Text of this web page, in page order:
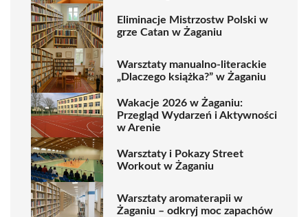
Eliminacje Mistrzostw Polski w
grze Catan w Żaganiu
Warsztaty manualno-literackie
„Dlaczego książka?” w Żaganiu
Wakacje 2026 w Żaganiu:
Przegląd Wydarzeń i Aktywności
w Arenie
Warsztaty i Pokazy Street
Workout w Żaganiu
Warsztaty aromaterapii w
Żaganiu – odkryj moc zapachów